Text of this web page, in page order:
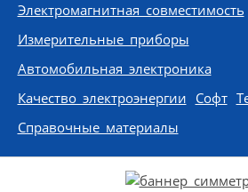
Электромагнитная совместимость
Измерительные приборы
Автомобильная электроника
Качество электроэнергии Софт
Справочные материалы